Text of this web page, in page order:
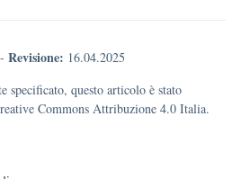
- Revisione: 16.04.2025
specificato, questo articolo è stato
Commons Attribuzione 4.0 Italia.